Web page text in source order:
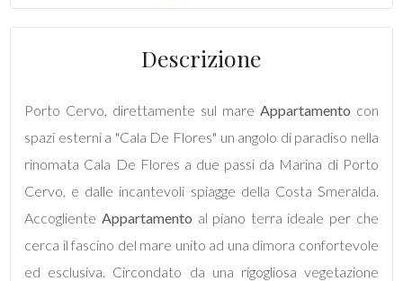
Descrizione
Porto Cervo, direttamente sul mare Appartamento con
spazi esterni a "Cala De Flores" un angolo di paradiso nella
rinomata Cala De Flores a due passi da Marina di Porto
Cervo, e dalle incantevoli spiagge della Costa Smeralda.
Accogliente Appartamento al piano terra ideale per che
cerca il fascino del mare unito ad una dimora confortevole
ed esclusiva. Circondato da una rigogliosa vegetazione
Totale